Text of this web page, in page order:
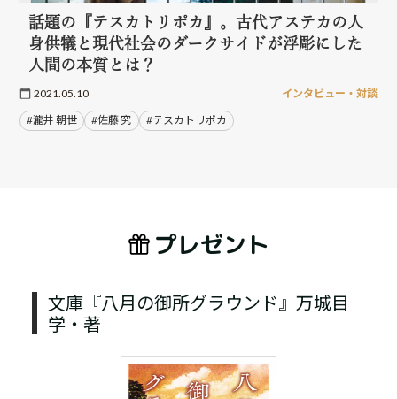
話題の『テスカトリポカ』。古代アステカの人
身供犠と現代社会のダークサイドが浮彫にした
人間の本質とは？
2021.05.10 インタビュー・対談
#瀧井 朝世 #佐藤 究 #テスカトリポカ
プレゼント
文庫『八月の御所グラウンド』万城目
学・著